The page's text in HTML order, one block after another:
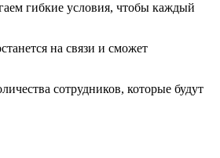
гибкие условия, чтобы каждый
на связи и сможет
сотрудников, которые будут